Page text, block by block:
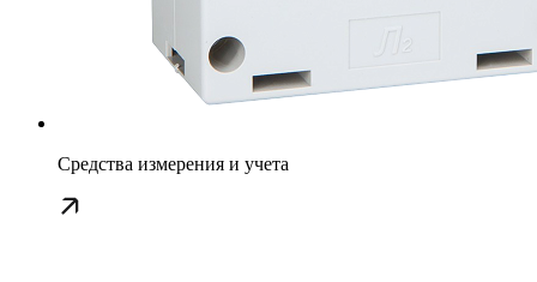
Средства измерения и учета